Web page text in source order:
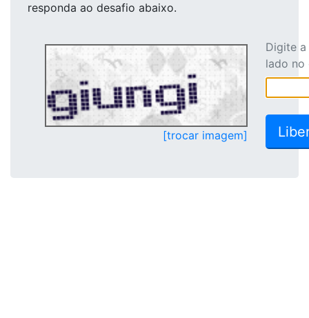
responda ao desafio abaixo.
[trocar imagem]
Digite
lado no